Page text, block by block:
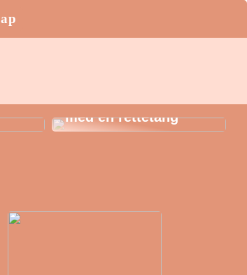
Style håret i sommer
med en rettetang